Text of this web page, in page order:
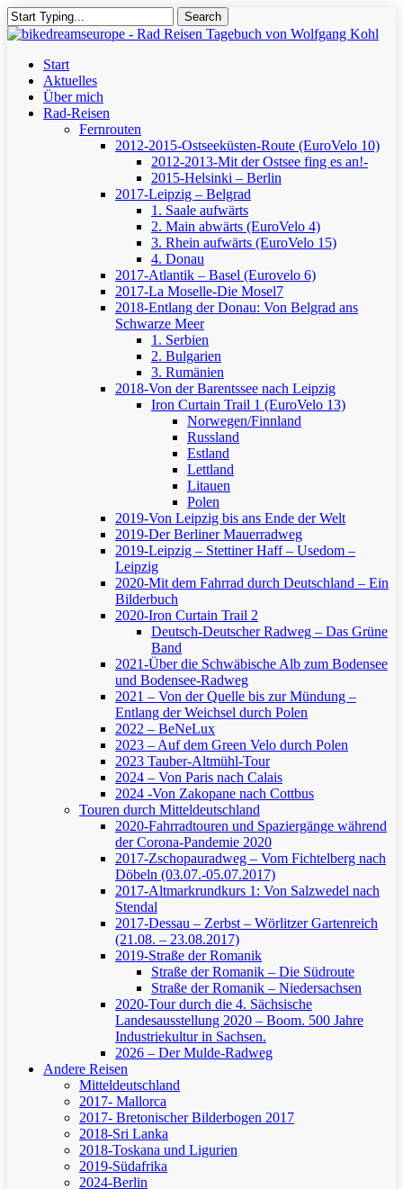
Skip
to
content
Search
Close
Menu
Start
Aktuelles
Über mich
Rad-Reisen
Fernrouten
2012-2015-Ostseeküsten-Route (EuroVelo 10)
2012-2013-Mit der Ostsee fing es an!-
2015-Helsinki – Berlin
2017-Leipzig – Belgrad
1. Saale aufwärts
2. Main abwärts (EuroVelo 4)
3. Rhein aufwärts (EuroVelo 15)
4. Donau
2017-Atlantik – Basel (Eurovelo 6)
2017-La Moselle-Die Mosel7
2018-Entlang der Donau: Von Belgrad ans
Schwarze Meer
1. Serbien
2. Bulgarien
3. Rumänien
2018-Von der Barentssee nach Leipzig
Iron Curtain Trail 1 (EuroVelo 13)
Norwegen/Finnland
Russland
Estland
Lettland
Litauen
Polen
2019-Von Leipzig bis ans Ende der Welt
2019-Der Berliner Mauerradweg
2019-Leipzig – Stettiner Haff – Usedom –
Leipzig
2020-Mit dem Fahrrad durch Deutschland – Ein
Bilderbuch
2020-Iron Curtain Trail 2
Deutsch-Deutscher Radweg – Das Grüne
Band
2021-Über die Schwäbische Alb zum Bodensee
und Bodensee-Radweg
2021 – Von der Quelle bis zur Mündung –
Entlang der Weichsel durch Polen
2022 – BeNeLux
2023 – Auf dem Green Velo durch Polen
2023 Tauber-Altmühl-Tour
2024 – Von Paris nach Calais
2024 -Von Zakopane nach Cottbus
Touren durch Mitteldeutschland
2020-Fahrradtouren und Spaziergänge während
der Corona-Pandemie 2020
2017-Zschopauradweg – Vom Fichtelberg nach
Döbeln (03.07.-05.07.2017)
2017-Altmarkrundkurs 1: Von Salzwedel nach
Stendal
2017-Dessau – Zerbst – Wörlitzer Gartenreich
(21.08. – 23.08.2017)
2019-Straße der Romanik
Straße der Romanik – Die Südroute
Straße der Romanik – Niedersachsen
2020-Tour durch die 4. Sächsische
Landesausstellung 2020 – Boom. 500 Jahre
Industriekultur in Sachsen.
2026 – Der Mulde-Radweg
Andere Reisen
Mitteldeutschland
2017- Mallorca
2017- Bretonischer Bilderbogen 2017
2018-Sri Lanka
2018-Toskana und Ligurien
2019-Südafrika
2024-Berlin